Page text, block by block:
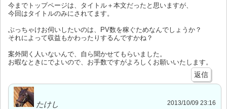
今までトップページは、タイトル＋本文だったと思いますが、
今回はタイトルのみにされてます。
ぶっちゃけお伺いしたいのは、PV数を稼ぐためなんでしょうか？
それによって収益もかわったりするんですかね？
案外聞く人いないんで、自ら聞かせてもらいました。
お暇なときにでよいので、お手数ですがよろしくお願いいたします。
返信
たけし 2013/10/09 23:16